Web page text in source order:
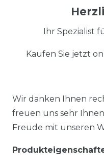
Ihr Spezialist
Kaufen Sie jetzt
Wir danken Ihnen
freuen uns sehr
Freude mit unseren